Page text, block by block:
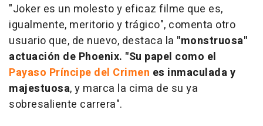
"Joker es un molesto y eficaz filme que es,
igualmente, meritorio y trágico", comenta otro
usuario que, de nuevo, destaca la "monstruosa"
actuación de Phoenix. "Su papel como el
Payaso Príncipe del Crimen es inmaculada y
majestuosa, y marca la cima de su ya
sobresaliente carrera".